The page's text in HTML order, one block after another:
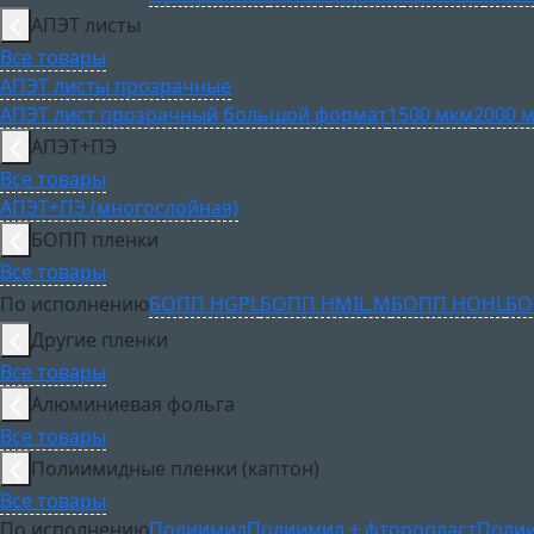
АПЭТ листы
Все товары
АПЭТ листы прозрачные
АПЭТ лист прозрачный большой формат1500 мкм2000
АПЭТ+ПЭ
Все товары
АПЭТ+ПЭ (многослойная)
БОПП пленки
Все товары
По исполнениюБОПП HGPLБОПП HMIL.MБОПП HOHL
Другие пленки
Все товары
Алюминиевая фольга
Все товары
Полиимидные пленки (каптон)
Все товары